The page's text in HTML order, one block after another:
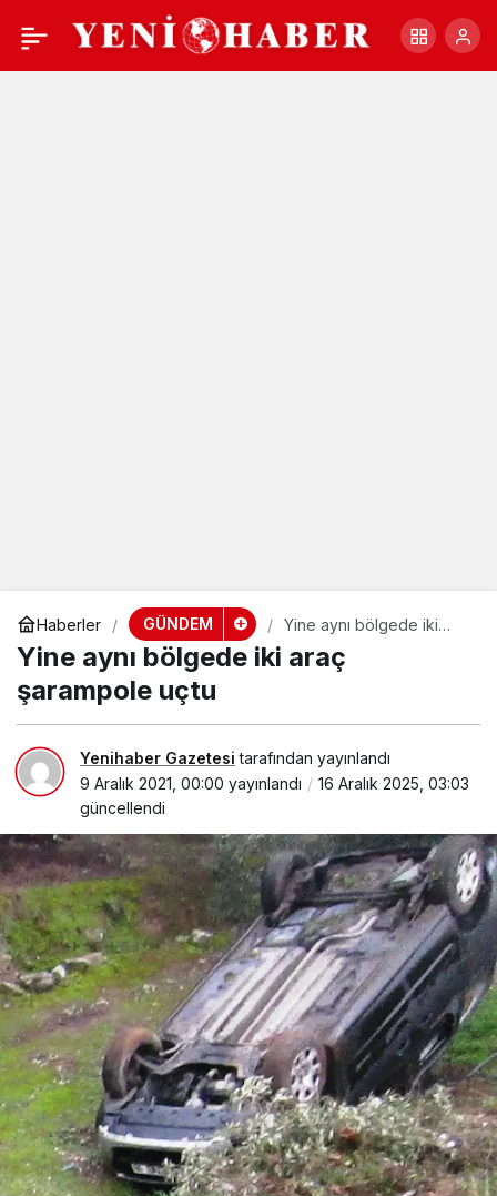
Haberler GÜNDEM
Yine aynı bölgede iki
Yine aynı bölgede iki araç
şarampole uçtu
Yenihaber Gazetesi tarafından yayınlandı
9 Aralık 2021, 00:00 yayınlandı
16 Aralık 2025, 03:03
güncellendi
MHP HEYETİ ATATÜRK + - Paylaş